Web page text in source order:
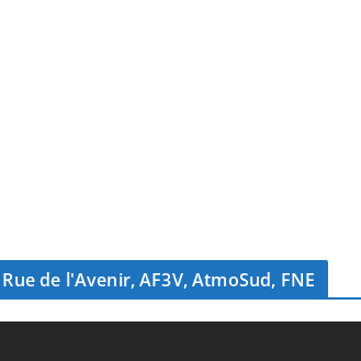
de l'Avenir, AF3V, AtmoSud, FNE